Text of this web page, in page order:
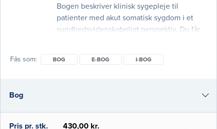
Bogen beskriver klinisk sygepleje til
patienter med akut somatisk sygdom i et
sundhedsvidenskabeligt perspektiv. Du får
sygeplejefaglig observation, analyse og
sygeplejepraksis relateret til akut sygdom. I
denne 4. udgave er al
Fås som BOG E-BOG I-BOG
Bog
e-bog
Pris pr. stk. 430,00 kr.